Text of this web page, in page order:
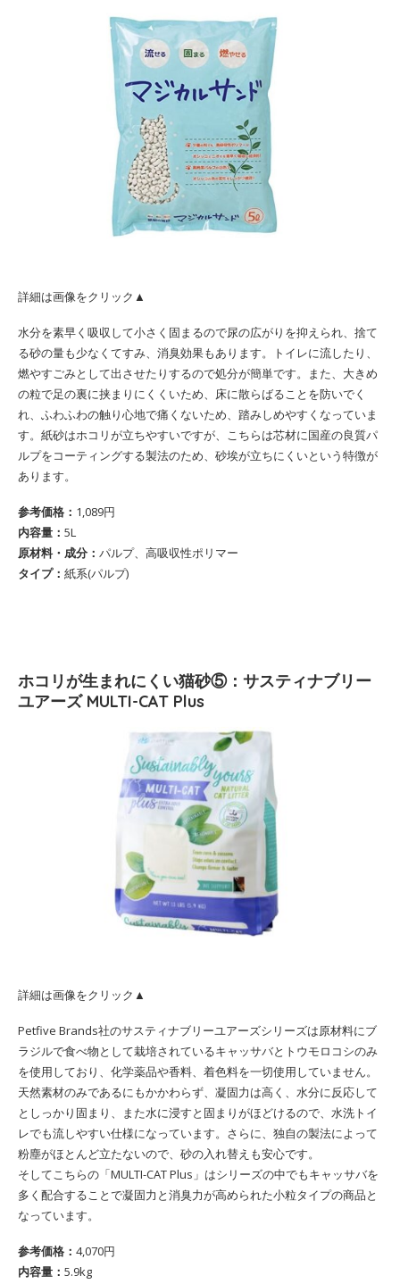
詳細は画像をクリック▲
水分を素早く吸収して小さく固まるので尿の広がりを抑えられ、捨て
る砂の量も少なくてすみ、消臭効果もあります。トイレに流したり、
燃やすごみとして出させたりするので処分が簡単です。また、大きめ
の粒で足の裏に挟まりにくくいため、床に散らばることを防いでく
れ、ふわふわの触り心地で痛くないため、踏みしめやすくなっていま
す。紙砂はホコリが立ちやすいですが、こちらは芯材に国産の良質パ
ルプをコーティングする製法のため、砂埃が立ちにくいという特徴が
あります。
参考価格： 1,089円
内容量： 5L
原材料・成分： パルプ、高吸収性ポリマー
タイプ： 紙系(パルプ)
ホコリが生まれにくい猫砂⑤：サスティナブリー
ユアーズ MULTI-CAT Plus
詳細は画像をクリック▲
Petfive Brands社のサスティナブリーユアーズシリーズは原材料にブ
ラジルで食べ物として栽培されているキャッサバとトウモロコシのみ
を使用しており、化学薬品や香料、着色料を一切使用していません。
天然素材のみであるにもかかわらず、凝固力は高く、水分に反応して
としっかり固まり、また水に浸すと固まりがほどけるので、水洗トイ
レでも流しやすい仕様になっています。さらに、独自の製法によって
粉塵がほとんど立たないので、砂の入れ替えも安心です。
そしてこちらの「MULTI-CAT Plus」はシリーズの中でもキャッサバを
多く配合することで凝固力と消臭力が高められた小粒タイプの商品と
なっています。
参考価格： 4,070円
内容量： 5.9kg